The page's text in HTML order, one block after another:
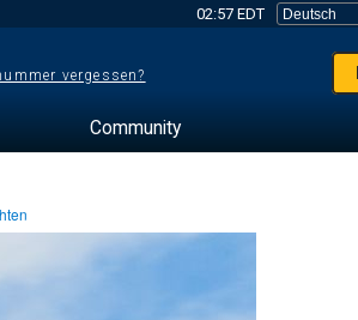
02:57 EDT
vergessen?
Community